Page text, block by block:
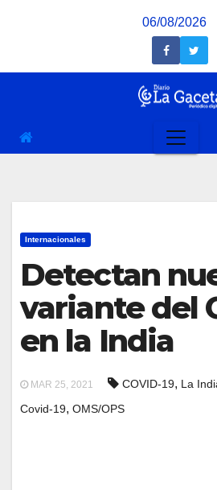
06/08/2026
Internacionales
Detectan
variante del
en la India
MAR 25, 2021 COVID-19, La
Covid-19, OMS/OPS